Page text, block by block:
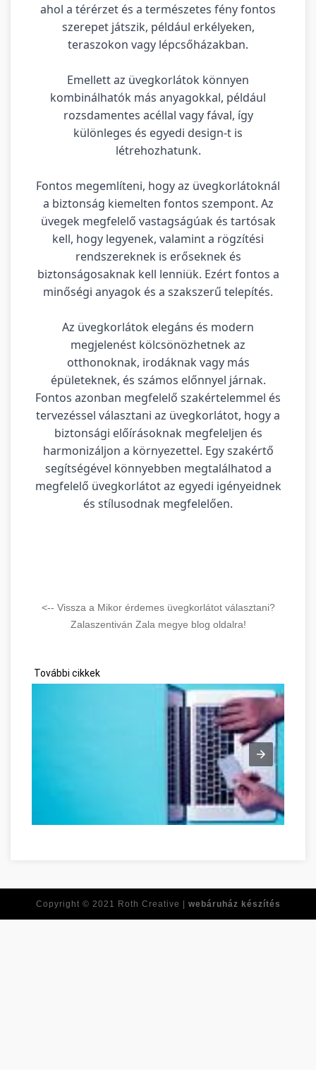
ahol a térérzet és a természetes fény fontos
szerepet játszik, például erkélyeken,
teraszokon vagy lépcsőházakban.
Emellett az üvegkorlátok könnyen
kombinálhatók más anyagokkal, például
rozsdamentes acéllal vagy fával, így
különleges és egyedi design-t is
létrehozhatunk.
Fontos megemlíteni, hogy az üvegkorlátoknál
a biztonság kiemelten fontos szempont. Az
üvegek megfelelő vastagságúak és tartósak
kell, hogy legyenek, valamint a rögzítési
rendszereknek is erőseknek és
biztonságosaknak kell lenniük. Ezért fontos a
minőségi anyagok és a szakszerű telepítés.
Az üvegkorlátok elegáns és modern
megjelenést kölcsönözhetnek az
otthonoknak, irodáknak vagy más
épületeknek, és számos előnnyel járnak.
Fontos azonban megfelelő szakértelemmel és
tervezéssel választani az üvegkorlátot, hogy a
biztonsági előírásoknak megfeleljen és
harmonizáljon a környezettel. Egy szakértő
segítségével könnyebben megtalálhatod a
megfelelő üvegkorlátot az egyedi igényeidnek
és stílusodnak megfelelően.
<-- Vissza a Mikor érdemes üvegkorlátot választani?
Zalaszentiván Zala megye blog oldalra!
További cikkek
Copyright © 2021 Roth Creative | webáruház készítés